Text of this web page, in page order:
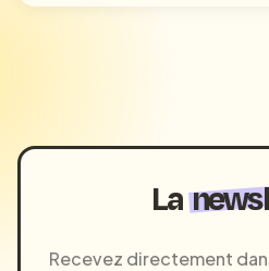
La
Recevez directement